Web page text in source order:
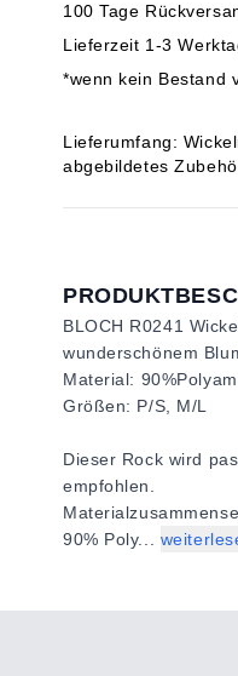
100 Tage
Lieferzeit 1-3
*wenn kein Bestand
Lieferumfang:
abgebildetes
BLOCH R0241
wunderschönem
Material:
Größen: P/S, M/L
Dieser Rock wird
empfohlen.
90% Poly...